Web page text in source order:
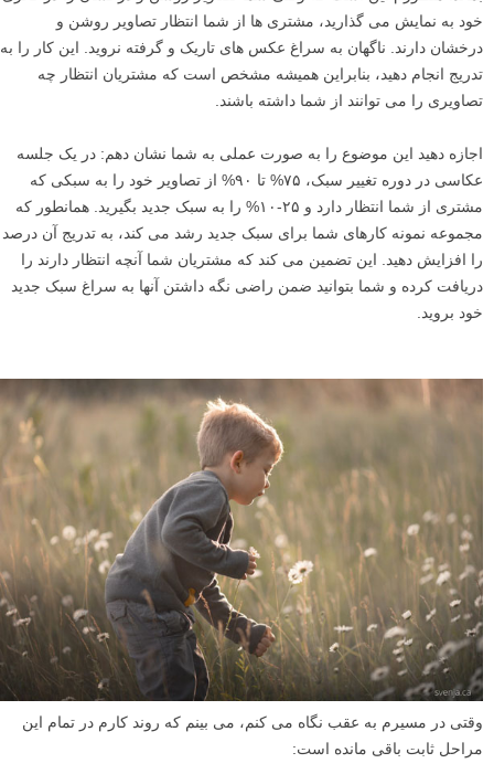
خود به نمایش می گذارید، مشتری ها از شما انتظار تصاویر روشن و
درخشان دارند. ناگهان به سراغ عکس های تاریک و گرفته نروید. این کار را به
تدریج انجام دهید، بنابراین همیشه مشخص است که مشتریان انتظار چه
تصاویری را می توانند از شما داشته باشند.
اجازه دهید این موضوع را به صورت عملی به شما نشان دهم: در یک جلسه
عکاسی در دوره تغییر سبک، ۷۵% تا ۹۰% از تصاویر خود را به سبکی که
مشتری از شما انتظار دارد و ۲۵-۱۰% را به سبک جدید بگیرید. همانطور که
مجموعه نمونه کارهای شما برای سبک جدید رشد می کند، به تدریج آن درصد
را افزایش دهید. این تضمین می کند که مشتریان شما آنچه انتظار دارند را
دریافت کرده و شما بتوانید ضمن راضی نگه داشتن آنها به سراغ سبک جدید
خود بروید.